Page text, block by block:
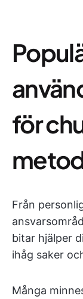
för
Från
bitar hjälper
ihåg saker
Många